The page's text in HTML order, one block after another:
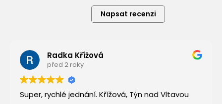
Napsat recenzi
Radka Křížová
před 2 roky
Super, rychlé jednání. Křížová, Týn nad Vltavou